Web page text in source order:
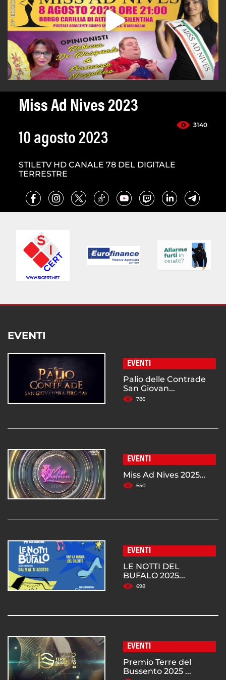
Miss Ad Nives 2023
3140
10 agosto 2023
STILETV HD CANALE 78 DEL DIGITALE
TERRESTRE
EVENTI
EVENTI
Palio delle Contrade
San Giovan...
786
EVENTI
Miss Ad Nives 2025...
650
EVENTI
LE NOTTI DEL
BUFALO 2025...
698
EVENTI
Premio Terre del
Bussento 2025 ...